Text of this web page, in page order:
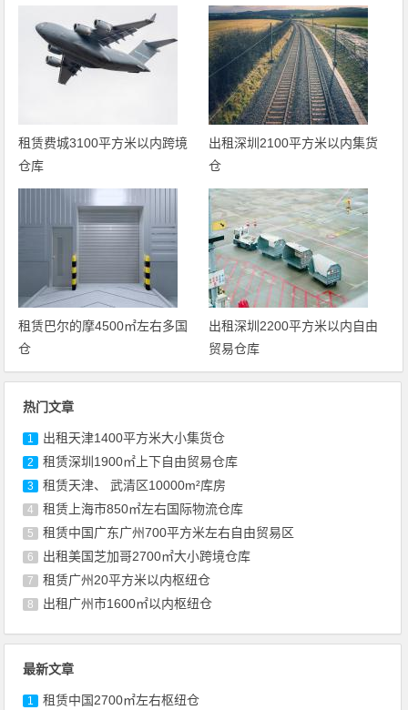
租赁费城3100平方米以内跨境
仓库
出租深圳2100平方米以内集货
仓
租赁巴尔的摩4500㎡左右多国
仓
出租深圳2200平方米以内自由
贸易仓库
热门文章
1 出租天津1400平方米大小集货仓
2 租赁深圳1900㎡上下自由贸易仓库
3 租赁天津、 武清区10000m²库房
4 租赁上海市850㎡左右国际物流仓库
5 租赁中国广东广州700平方米左右自由贸易区
6 出租美国芝加哥2700㎡大小跨境仓库
7 租赁广州20平方米以内枢纽仓
8 出租广州市1600㎡以内枢纽仓
最新文章
1 租赁中国2700㎡左右枢纽仓